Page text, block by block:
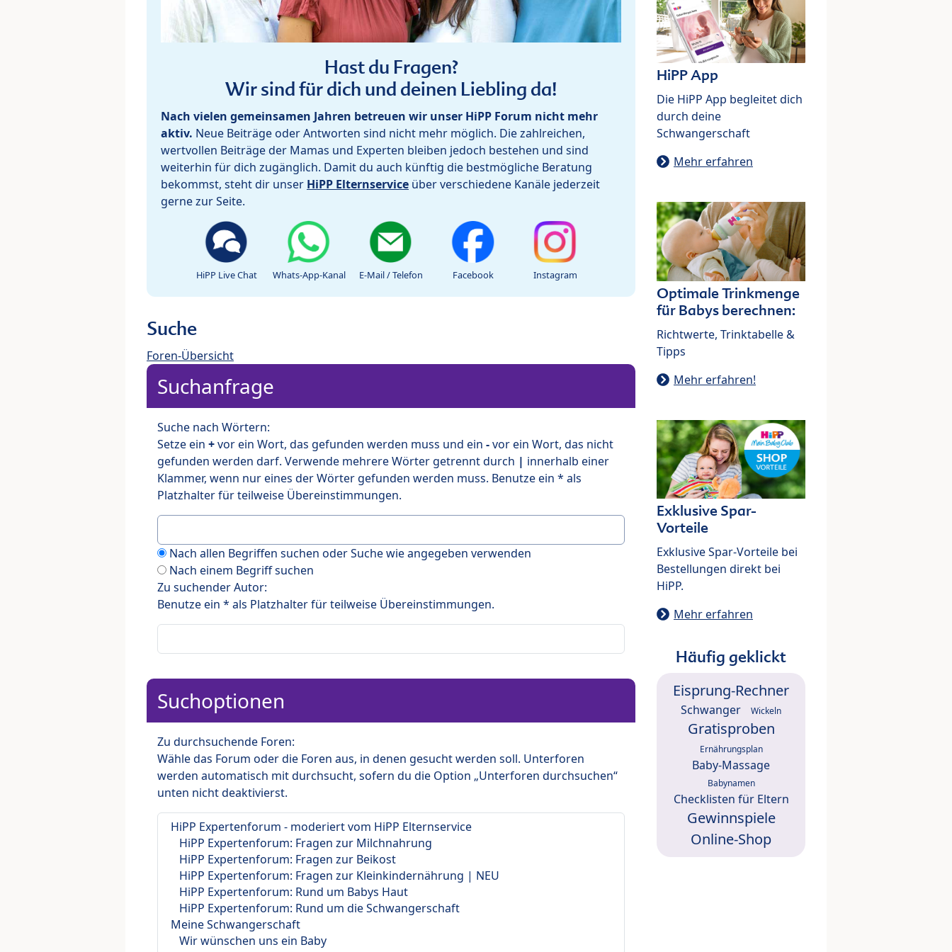
Hast du Fragen?
Wir sind für dich und deinen Liebling da!
Nach vielen gemeinsamen Jahren betreuen wir unser HiPP Forum nicht mehr
aktiv. Neue Beiträge oder Antworten sind nicht mehr möglich. Die zahlreichen,
wertvollen Beiträge der Mamas und Experten bleiben jedoch bestehen und sind
weiterhin für dich zugänglich. Damit du auch künftig die bestmögliche Beratung
bekommst, steht dir unser HiPP Elternservice über verschiedene Kanäle jederzeit
gerne zur Seite.
HiPP Live Chat Whats-App-Kanal E-Mail / Telefon Facebook Instagram
Suche
Foren-Übersicht
Suchanfrage
Suche nach Wörtern:
Setze ein +vor ein Wort, das gefunden werden muss und ein -vor ein Wort, das nicht
gefunden werden darf. Verwende mehrere Wörter getrennt durch | innerhalb einer
Klammer, wenn nur eines der Wörter gefunden werden muss. Benutze ein * als
Platzhalter für teilweise Übereinstimmungen.
Nach allen Begriffen suchen oder Suche wie angegeben verwenden
Nach einem Begriff suchen
Zu suchender Autor:
Benutze ein * als Platzhalter für teilweise Übereinstimmungen.
Suchoptionen
Zu durchsuchende Foren:
Wähle das Forum oder die Foren aus, in denen gesucht werden soll. Unterforen
werden automatisch mit durchsucht, sofern du die Option „Unterforen durchsuchen“
unten nicht deaktivierst.
HiPP App
Die HiPP App begleitet dich
durch deine
Schwangerschaft
Mehr erfahren
Optimale Trinkmenge
für Babys berechnen:
Richtwerte, Trinktabelle &
Tipps
Mehr erfahren!
Exklusive Spar-
Vorteile
Exklusive Spar-Vorteile bei
Bestellungen direkt bei
HiPP.
Mehr erfahren
Häufig geklickt
Eisprung-Rechner
Schwanger Wickeln
Gratisproben
Ernährungsplan
Baby-Massage
Babynamen
Checklisten für Eltern
Gewinnspiele
Online-Shop